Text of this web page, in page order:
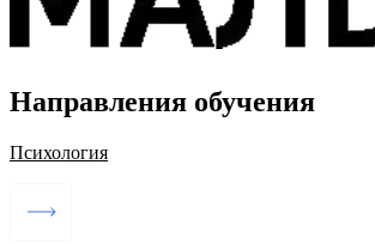
Направления обучения
Психология